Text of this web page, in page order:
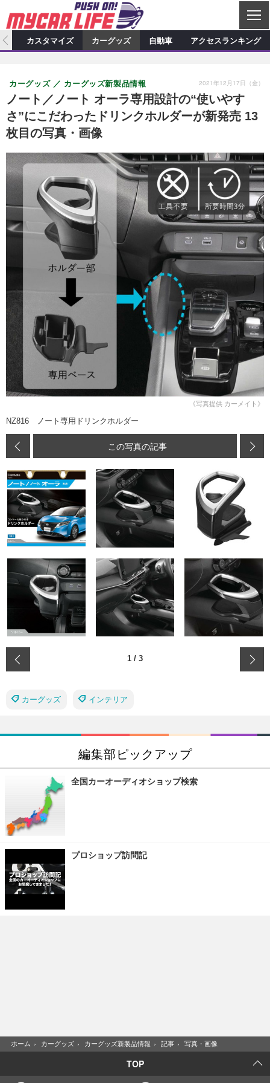
C
L
S
カーオーディオ
プロショップ検索 ショップ訪問記
カーオーディオニュース デモカー製作記
その他
カスタマイズ特集記事 カスタマイズ新製品情報
カスタマイズニュース
カーグッズ
カーグッズ特集記事 カーグッズ新製品情報
カーグッズニュース
自動車
カスタマイズ カーグッズ 自動車 アクセスランキング
ノート／ノート オーラ専用設計の“使いやす
さ”にこだわったドリンクホルダーが新発売 13
枚目の写真・画像
カーグッズ カーグッズ新製品情報 2021年12月17日（金）
《写真提供 カーメイト》
NZ816 ノート専用ドリンクホルダー
この写真の記事
1 / 3
カーグッズ インテリア
編集部ピックアップ
全国カーオーディオショップ検索
プロショップ訪問記
ホーム › カーグッズ › カーグッズ新製品情報 › 記事 › 写真・画像
TOP